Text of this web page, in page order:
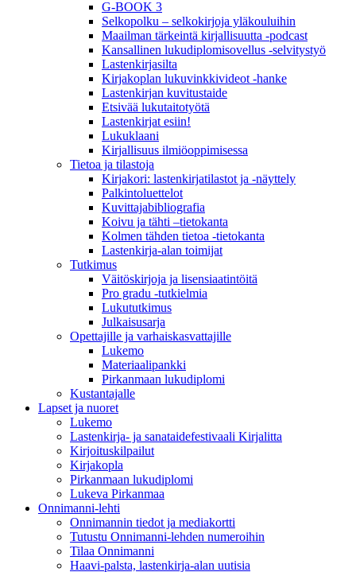
G-BOOK 3
Selkopolku – selkokirjoja yläkouluihin
Maailman tärkeintä kirjallisuutta -podcast
Kansallinen lukudiplomisovellus -selvitystyö
Lastenkirjasilta
Kirjakoplan lukuvinkkivideot -hanke
Lastenkirjan kuvitustaide
Etsivää lukutaitotyötä
Lastenkirjat esiin!
Lukuklaani
Kirjallisuus ilmiöoppimisessa
Tietoa ja tilastoja
Kirjakori: lastenkirjatilastot ja -näyttely
Palkintoluettelot
Kuvittaja­bibliografia
Koivu ja tähti –tietokanta
Kolmen tähden tietoa -tietokanta
Lastenkirja-alan toimijat
Tutkimus
Väitöskirjoja ja lisensiaatintöitä
Pro gradu -tutkielmia
Lukututkimus
Julkaisusarja
Opettajille ja varhaiskasvattajille
Lukemo
Materiaalipankki
Pirkanmaan lukudiplomi
Kustantajalle
Lapset ja nuoret
Lukemo
Lastenkirja- ja sanataidefestivaali Kirjalitta
Kirjoituskilpailut
Kirjakopla
Pirkanmaan lukudiplomi
Lukeva Pirkanmaa
Onnimanni-lehti
Onnimannin tiedot ja mediakortti
Tutustu Onnimanni-lehden numeroihin
Tilaa Onnimanni
Haavi-palsta, lastenkirja-alan uutisia